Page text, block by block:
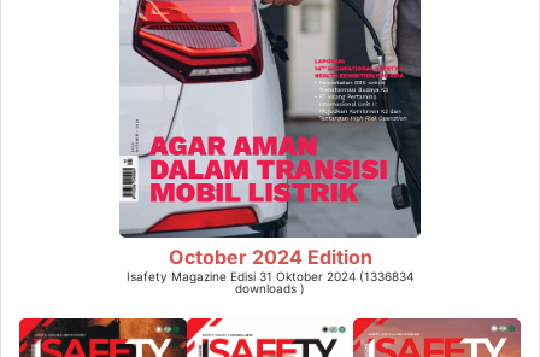
October 2024 Edition
Isafety Magazine Edisi 31 Oktober 2024 (1336834
downloads )